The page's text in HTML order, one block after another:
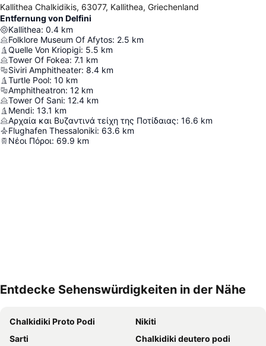
Kallithea Chalkidikis, 63077, Kallithea, Griechenland
Entfernung von Delfini
Kallithea: 0.4 km
Folklore Museum Of Afytos: 2.5 km
Quelle Von Kriopigi: 5.5 km
Tower Of Fokea: 7.1 km
Siviri Amphitheater: 8.4 km
Turtle Pool: 10 km
Amphitheatron: 12 km
Tower Of Sani: 12.4 km
Mendi: 13.1 km
Αρχαία και Βυζαντινά τείχη της Ποτίδαιας: 16.6 km
Flughafen Thessaloniki: 63.6 km
Νέοι Πόροι: 69.9 km
Entdecke Sehenswürdigkeiten in der Nähe
Chalkidiki Proto Podi
Nikiti
Sarti
Chalkidiki deutero podi